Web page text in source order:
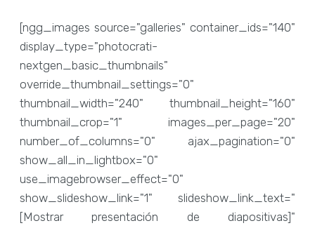
[ngg_images source="galleries" container_ids="140"
display_type="photocrati-
nextgen_basic_thumbnails"
override_thumbnail_settings="0"
thumbnail_width="240" thumbnail_height="160"
thumbnail_crop="1" images_per_page="20"
number_of_columns="0" ajax_pagination="0"
show_all_in_lightbox="0"
use_imagebrowser_effect="0"
show_slideshow_link="1" slideshow_link_text="
[Mostrar presentación de diapositivas]"